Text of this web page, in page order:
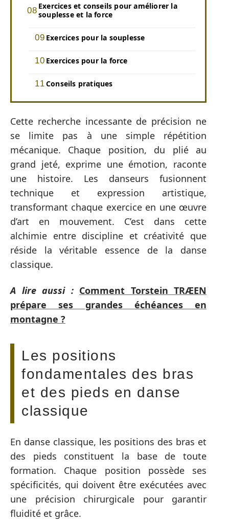
Exercices et conseils pour améliorer la
souplesse et la force
Exercices pour la souplesse
Exercices pour la force
Conseils pratiques
Cette recherche incessante de précision ne
se limite pas à une simple répétition
mécanique. Chaque position, du plié au
grand jeté, exprime une émotion, raconte
une histoire. Les danseurs fusionnent
technique et expression artistique,
transformant chaque exercice en une œuvre
d’art en mouvement. C’est dans cette
alchimie entre discipline et créativité que
réside la véritable essence de la danse
classique.
A lire aussi : Comment Torstein TRÆEN
prépare ses grandes échéances en
montagne ?
Les positions
fondamentales des bras
et des pieds en danse
classique
En danse classique, les positions des bras et
des pieds constituent la base de toute
formation. Chaque position possède ses
spécificités, qui doivent être exécutées avec
une précision chirurgicale pour garantir
fluidité et grâce.